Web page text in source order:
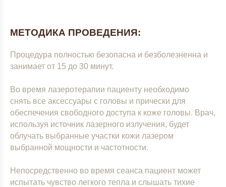
МЕТОДИКА ПРОВЕДЕНИЯ:
Процедура полностью безопасна и безболезненна и
занимает от 15 до 30 минут.
Во время лазеротерапии пациенту необходимо
снять все аксессуары с головы и прически для
обеспечения свободного доступа к коже головы. Врач,
используя источник лазерного излучения, будет
облучать выбранные участки кожи лазером
выбранной мощности и частотности.
Непосредственно во время сеанса пациент может
испытать чувство легкого тепла и слышать тихие